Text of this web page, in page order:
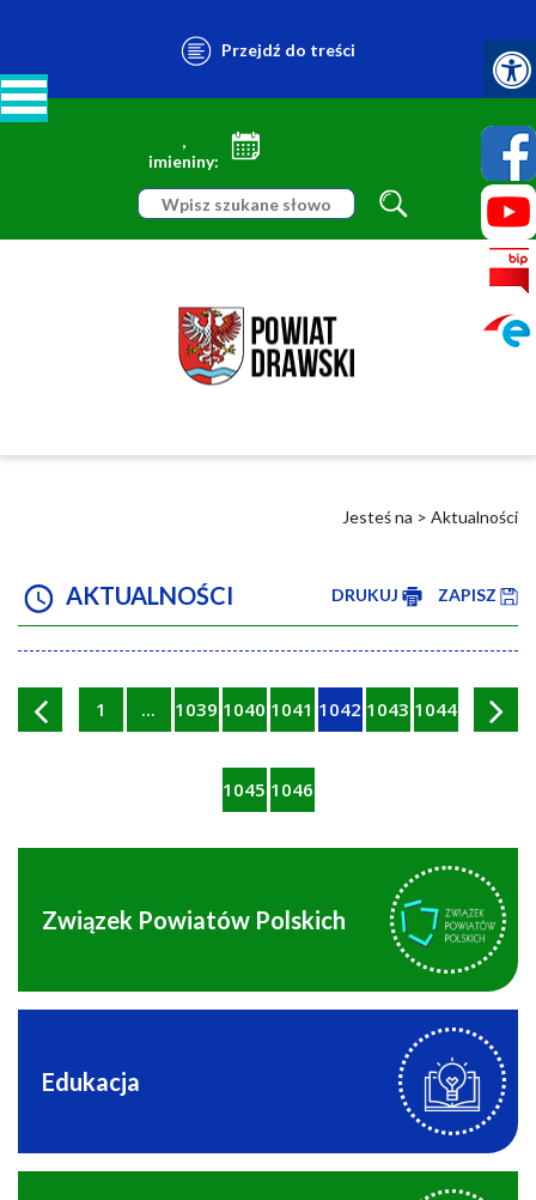
Przejdź do treści
,
imieniny:
Jesteś na > Aktualności
AKTUALNOŚCI DRUKUJ ZAPISZ
1 ... 1039 1040 1041 1042 1043 1044
1045 1046
Związek Powiatów Polskich
Edukacja